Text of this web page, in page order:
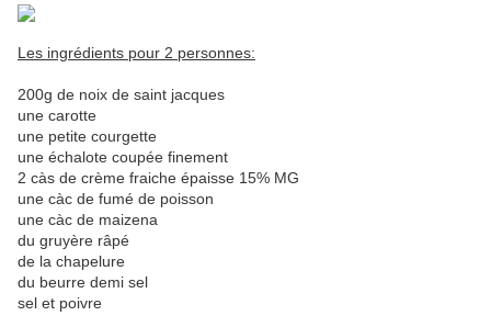
Les ingrédients pour 2 personnes:
200g de noix de saint jacques
une carotte
une petite courgette
une échalote coupée finement
2 càs de crème fraiche épaisse 15% MG
une càc de fumé de poisson
une càc de maizena
du gruyère râpé
de la chapelure
du beurre demi sel
sel et poivre